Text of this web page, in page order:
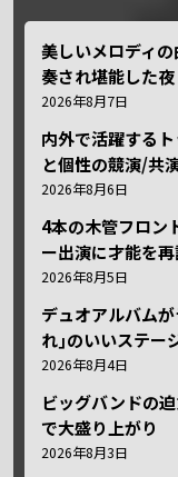
美しいメロディ
奏され堪能した夜
2026年8月7日
内外で活躍する
と個性の競演/共
2026年8月6日
4本の木管フロン
ー出演に才能を
2026年8月5日
デュオアルバム
れ｣のいいステー
2026年8月4日
ビッグバンドの
で大盛り上がり
2026年8月3日